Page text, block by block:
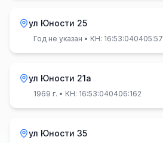
ул Юности 25
Год не указан • КН: 16:53:040405:57
ул Юности 21а
1969 г. • КН: 16:53:040406:162
ул Юности 35